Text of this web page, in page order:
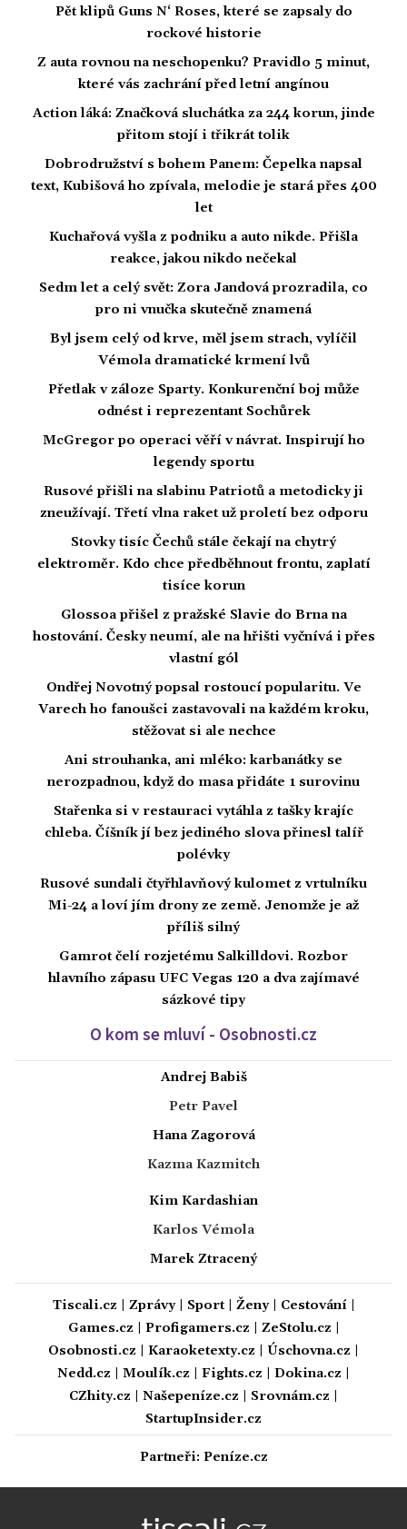
Pět klipů Guns N‘ Roses, které se zapsaly do
rockové historie
Z auta rovnou na neschopenku? Pravidlo 5 minut,
které vás zachrání před letní angínou
Action láká: Značková sluchátka za 244 korun, jinde
přitom stojí i třikrát tolik
Dobrodružství s bohem Panem: Čepelka napsal
text, Kubišová ho zpívala, melodie je stará přes 400
let
Kuchařová vyšla z podniku a auto nikde. Přišla
reakce, jakou nikdo nečekal
Sedm let a celý svět: Zora Jandová prozradila, co
pro ni vnučka skutečně znamená
Byl jsem celý od krve, měl jsem strach, vylíčil
Vémola dramatické krmení lvů
Přetlak v záloze Sparty. Konkurenční boj může
odnést i reprezentant Sochůrek
McGregor po operaci věří v návrat. Inspirují ho
legendy sportu
Rusové přišli na slabinu Patriotů a metodicky ji
zneužívají. Třetí vlna raket už proletí bez odporu
Stovky tisíc Čechů stále čekají na chytrý
elektroměr. Kdo chce předběhnout frontu, zaplatí
tisíce korun
Glossoa přišel z pražské Slavie do Brna na
hostování. Česky neumí, ale na hřišti vyčnívá i přes
vlastní gól
Ondřej Novotný popsal rostoucí popularitu. Ve
Varech ho fanoušci zastavovali na každém kroku,
stěžovat si ale nechce
Ani strouhanka, ani mléko: karbanátky se
nerozpadnou, když do masa přidáte 1 surovinu
Stařenka si v restauraci vytáhla z tašky krajíc
chleba. Číšník jí bez jediného slova přinesl talíř
polévky
Rusové sundali čtyřhlavňový kulomet z vrtulníku
Mi-24 a loví jím drony ze země. Jenomže je až
příliš silný
Gamrot čelí rozjetému Salkilldovi. Rozbor
hlavního zápasu UFC Vegas 120 a dva zajímavé
sázkové tipy
O kom se mluví - Osobnosti.cz
Andrej Babiš
Petr Pavel
Hana Zagorová
Kazma Kazmitch
Kim Kardashian
Karlos Vémola
Marek Ztracený
Tiscali.cz Zprávy| Sport| Ženy| Cestování|
Games.cz
Profigamers.cz ZeStolu.cz
Osobnosti.cz
Karaoketexty.cz Úschovna.cz
Nedd.cz
Moulík.cz Fights.cz Dokina.cz
CZhity.cz
Našepeníze.cz Srovnám.cz
StartupInsider.cz
Partneři: Peníze.cz